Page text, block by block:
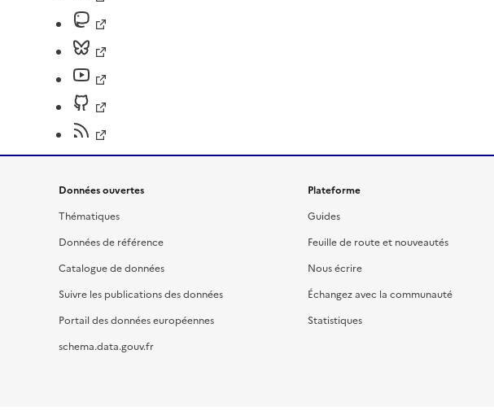
Données ouvertes
Thématiques
Données de référence
Catalogue de données
Suivre les publications des données
Portail des données européennes
schema.data.gouv.fr
Plateforme
Guides
Feuille de route et nouveautés
Nous écrire
Échangez avec la communauté
Statistiques